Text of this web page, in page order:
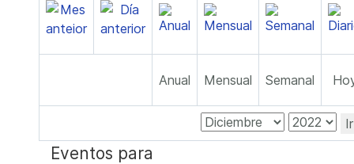
Anual Mensual Semanal
Eventos para